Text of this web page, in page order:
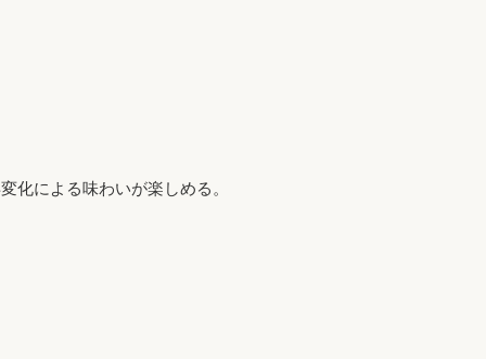
化による味わいが楽しめる。